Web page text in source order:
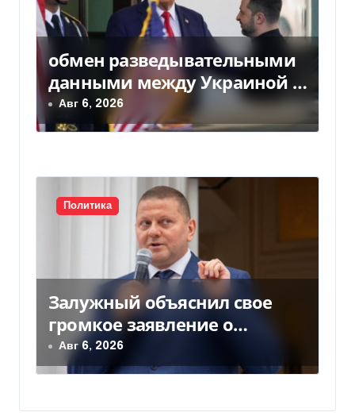
обмен разведывательными
данными между Украиной и
США значительно вырос, —
Politico
Авг 6, 2026
Политика
Залужный объяснил свое
громкое заявление о
вступлении Украины в НАТО
Авг 6, 2026